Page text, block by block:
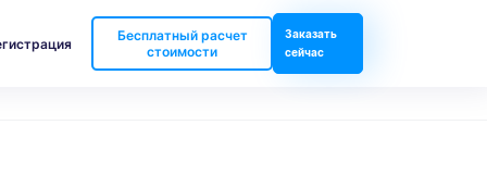
Бесплатный расчет
стоимости
Заказать
сейчас